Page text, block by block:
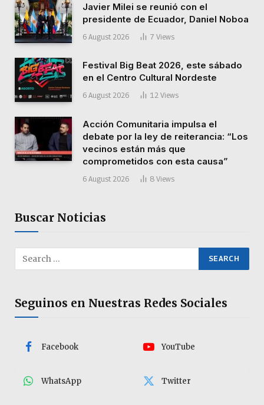
Javier Milei se reunió con el
presidente de Ecuador, Daniel Noboa
6 August 2026 7 Views
Festival Big Beat 2026, este sábado
en el Centro Cultural Nordeste
6 August 2026 12 Views
Acción Comunitaria impulsa el
debate por la ley de reiterancia: “Los
vecinos están más que
comprometidos con esta causa”
6 August 2026 8 Views
Buscar Noticias
Seguinos en Nuestras Redes Sociales
Facebook YouTube
WhatsApp Twitter